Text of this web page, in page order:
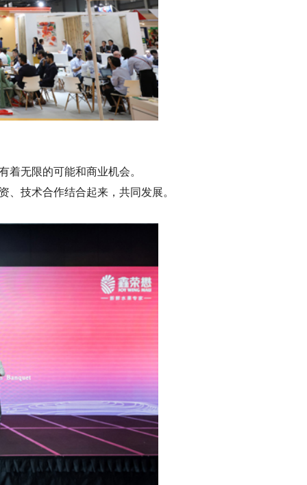
着无限的可能和商业机会。
技术合作结合起来，共同发展。